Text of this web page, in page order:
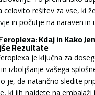
celovito rešitev za vse, ki
in počutje na naraven in
Kdaj in Kako
Rezultate
je ključna za
izboljšanje vašega
je, da natančno sledite
ki jih najdete na embalaži